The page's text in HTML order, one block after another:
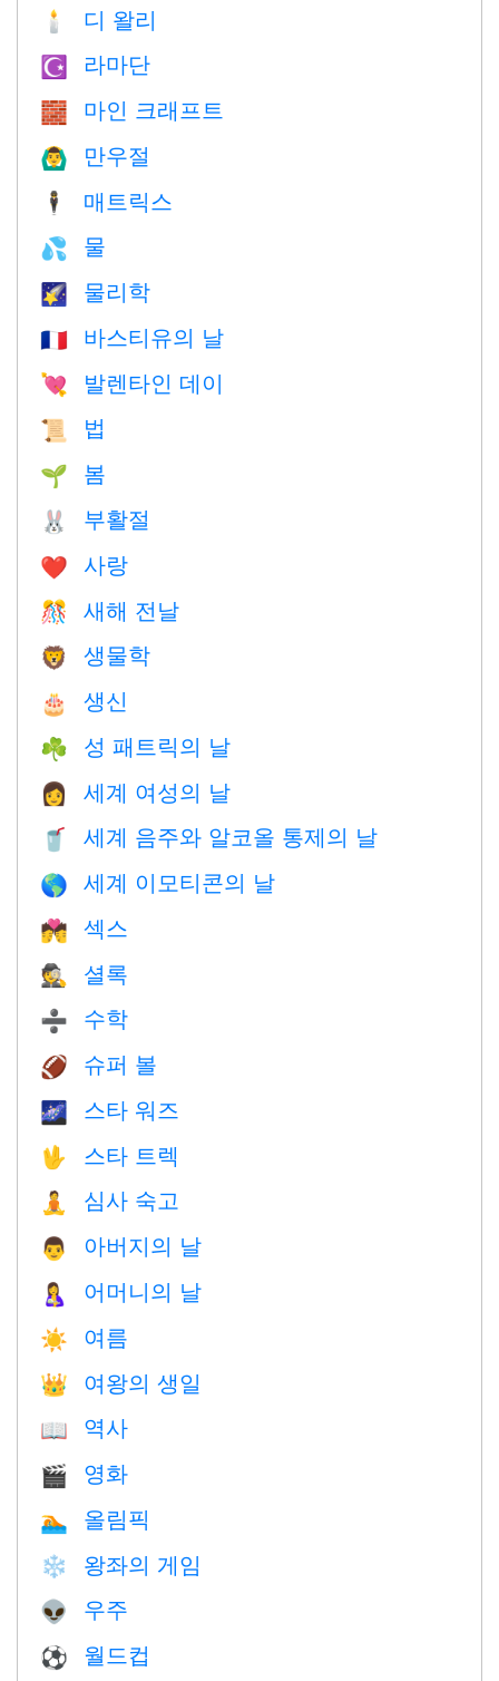
🕯 디 왈리
☪️ 라마단
🧱 마인 크래프트
🙆‍♂️ 만우절
🕴️ 매트릭스
💦 물
🌠 물리학
🇫🇷 바스티유의 날
💘 발렌타인 데이
📜 법
🌱 봄
🐰 부활절
❤️️ 사랑
🎊 새해 전날
🦁 생물학
🎂 생신
☘️ 성 패트릭의 날
👩 세계 여성의 날
🥤 세계 음주와 알코올 통제의 날
🌎 세계 이모티콘의 날
💏 섹스
🕵️ 셜록
➗ 수학
🏈 슈퍼 볼
🌌 스타 워즈
🖖 스타 트렉
🧘 심사 숙고
👨 아버지의 날
🤱 어머니의 날
☀️ 여름
👑 여왕의 생일
📖 역사
🎬 영화
🏊 올림픽
❄️ 왕좌의 게임
👽 우주
⚽ 월드컵